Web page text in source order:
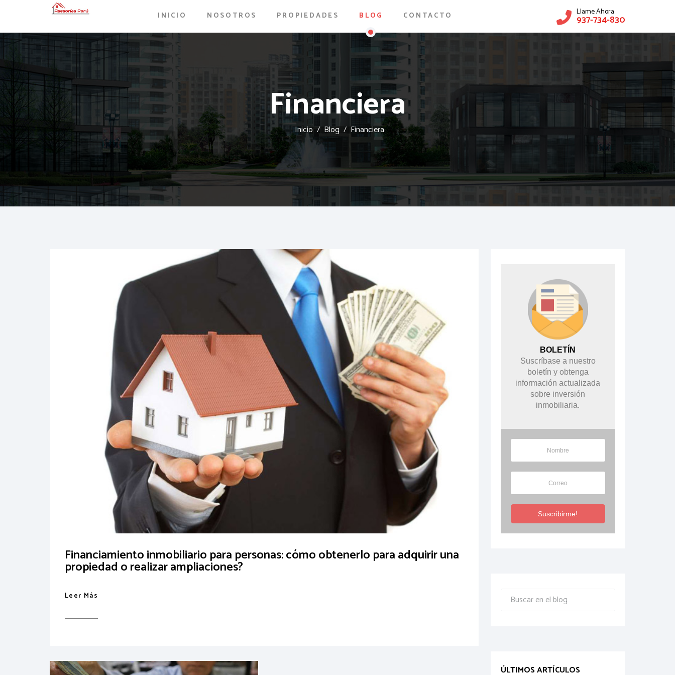
INICIO NOSOTROS PROPIEDADES BLOG CONTACTO Llame Ahora
937-734-830
Financiera
Inicio Blog Financiera
Financiamiento inmobiliario para personas: cómo obtenerlo para adquirir una
propiedad o realizar ampliaciones?
Leer Más
BOLETÍN
Suscríbase a nuestro
boletín y obtenga
información actualizada
sobre inversión
inmobiliaria.
Suscribirme!
ÚLTIMOS ARTÍCULOS